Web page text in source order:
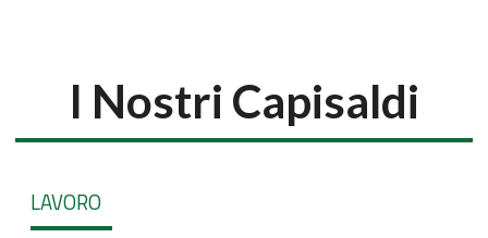
I Nostri Capisaldi
LAVORO